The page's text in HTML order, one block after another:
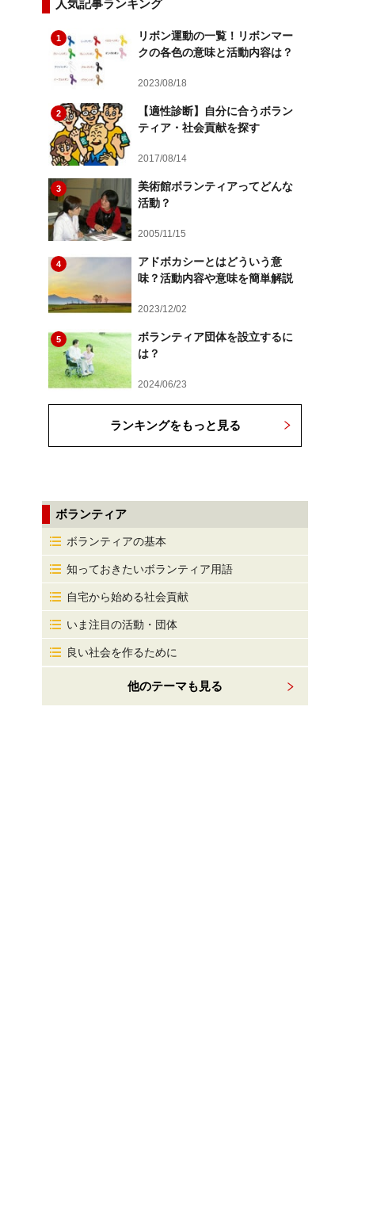
人気記事ランキング
1
リボン運動の一覧！リボンマー
クの各色の意味と活動内容は？
2023/08/18
2
【適性診断】自分に合うボラン
ティア・社会貢献を探す
2017/08/14
3
美術館ボランティアってどんな
活動？
2005/11/15
4
アドボカシーとはどういう意
味？活動内容や意味を簡単解説
2023/12/02
5
ボランティア団体を設立するに
は？
2024/06/23
ランキングをもっと見る
ボランティア
ボランティアの基本
知っておきたいボランティア用語
自宅から始める社会貢献
いま注目の活動・団体
良い社会を作るために
他のテーマも見る